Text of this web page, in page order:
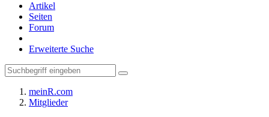
Artikel
Seiten
Forum
Erweiterte Suche
meinR.com
Mitglieder